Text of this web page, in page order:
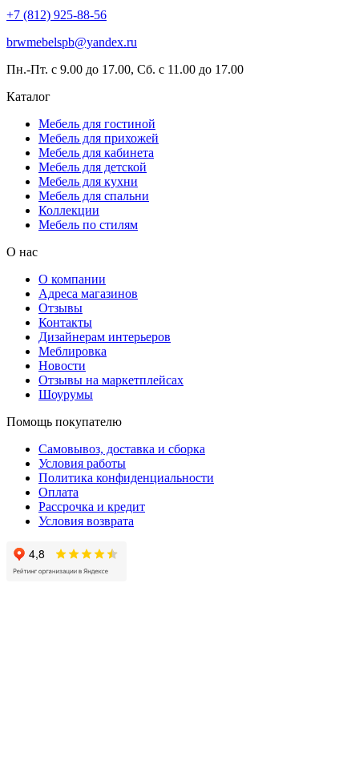
+7 (812) 925-88-56
brwmebelspb@yandex.ru
Пн.-Пт. с 9.00 до 17.00, Сб. с 11.00 до 17.00
Каталог
Мебель для гостиной
Мебель для прихожей
Мебель для кабинета
Мебель для детской
Мебель для кухни
Мебель для спальни
Коллекции
Мебель по стилям
О нас
О компании
Адреса магазинов
Отзывы
Контакты
Дизайнерам интерьеров
Меблировка
Новости
Отзывы на маркетплейсах
Шоурумы
Помощь покупателю
Самовывоз, доставка и сборка
Условия работы
Политика конфиденциальности
Оплата
Рассрочка и кредит
Условия возврата